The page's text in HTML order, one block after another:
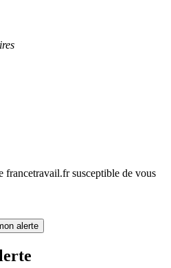
francetravail.fr susceptible de vous
alerte